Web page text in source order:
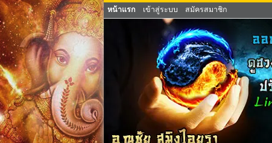
หน้าแรก เข้าสู่ระบบ สมัครสมาชิก